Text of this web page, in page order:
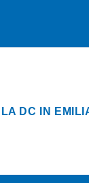
LA DC IN